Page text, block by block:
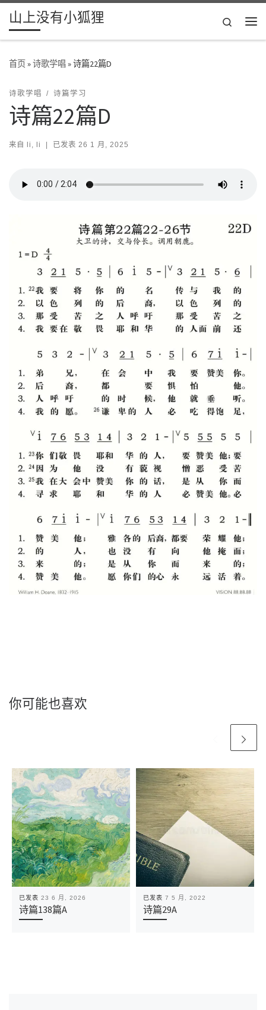
Skip to content
山上没有小狐狸
Search
首页»诗歌学唱 »诗篇22篇D
诗歌学唱 诗篇学习
诗篇22篇D
来自 li, li | 已发表 26 1 月, 2025
你可能也喜欢
已发表 23 6 月, 2026
诗篇138篇A
已发表 7 5 月, 2022
诗篇29A